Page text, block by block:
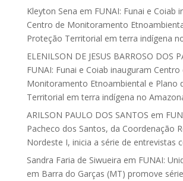
Kleyton Sena em FUNAI: Funai e Coiab
Centro de Monitoramento
Proteção Territorial em terra indígena
ELENILSON DE JESUS BARROSO DOS
FUNAI: Funai e Coiab inauguram Centro
Monitoramento Etnoambiental e Plano
Territorial em terra indígena no
ARILSON PAULO DOS SANTOS em
Pacheco dos Santos, da Coordenação
Nordeste I, inicia a série de entrevistas
Sandra Faria de Siwueira em FUNAI:
em Barra do Garças (MT) promove